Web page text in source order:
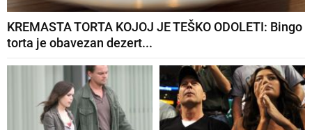
KREMASTA TORTA KOJOJ JE TEŠKO ODOLETI: Bingo
torta je obavezan dezert...